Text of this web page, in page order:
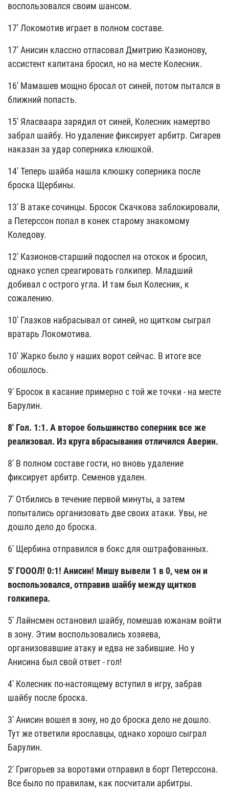
воспользовался своим шансом.
17' Локомотив играет в полном составе.
17' Анисин классно отпасовал Дмитрию Казионову,
ассистент капитана бросил, но на месте Колесник.
16' Мамашев мощно бросал от синей, потом пытался в
ближний попасть.
15' Яласваара зарядил от синей, Колесник намертво
забрал шайбу. Но удаление фиксирует арбитр. Сигарев
наказан за удар соперника клюшкой.
14' Теперь шайба нашла клюшку соперника после
броска Щербины.
13' В атаке сочинцы. Бросок Скачкова заблокировали,
а Петерссон попал в конек старому знакомому
Коледову.
12' Казионов-старший подоспел на отскок и бросил,
однако успел среагировать голкипер. Младший
добивал с острого угла. И там был Колесник, к
сожалению.
10' Глазков набрасывал от синей, но щитком сыграл
вратарь Локомотива.
10' Жарко было у наших ворот сейчас. В итоге все
обошлось.
9' Бросок в касание примерно с той же точки - на месте
Барулин.
8' Гол. 1:1. А второе большинство соперник все же
реализовал. Из круга вбрасывания отличился Аверин.
8' В полном составе гости, но вновь удаление
фиксирует арбитр. Семенов удален.
7' Отбились в течение первой минуты, а затем
попытались организовать две своих атаки. Увы, не
дошло дело до броска.
6' Щербина отправился в бокс для оштрафованных.
5' ГОООЛ! 0:1! Анисин! Мишу вывели 1 в 0, чем он и
воспользовался, отправив шайбу между щитков
голкипера.
5' Лайнсмен остановил шайбу, помешав южанам войти
в зону. Этим воспользовались хозяева,
организовавшие атаку и едва не забившие. Но у
Анисина был свой ответ - гол!
4' Колесник по-настоящему вступил в игру, забрав
шайбу после броска.
3' Анисин вошел в зону, но до броска дело не дошло.
Тут же ответили ярославцы, однако хорошо сыграл
Барулин.
2' Григорьев за воротами отправил в борт Петерссона.
Все было по правилам, как посчитали арбитры.